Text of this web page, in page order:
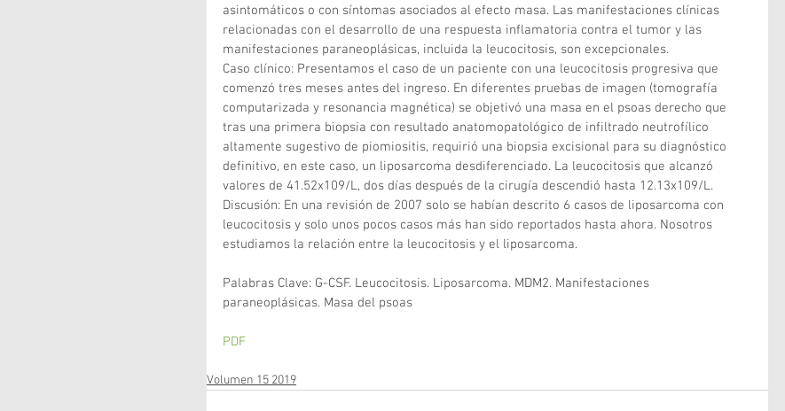
asintomáticos o con síntomas asociados al efecto masa. Las manifestaciones clínicas
relacionadas con el desarrollo de una respuesta inflamatoria contra el tumor y las
manifestaciones paraneoplásicas, incluida la leucocitosis, son excepcionales.
Caso clínico: Presentamos el caso de un paciente con una leucocitosis progresiva que
comenzó tres meses antes del ingreso. En diferentes pruebas de imagen (tomografía
computarizada y resonancia magnética) se objetivó una masa en el psoas derecho que
tras una primera biopsia con resultado anatomopatológico de infiltrado neutrofílico
altamente sugestivo de piomiositis, requirió una biopsia excisional para su diagnóstico
definitivo, en este caso, un liposarcoma desdiferenciado. La leucocitosis que alcanzó
valores de 41.52x109/L, dos días después de la cirugía descendió hasta 12.13x109/L.
Discusión: En una revisión de 2007 solo se habían descrito 6 casos de liposarcoma con
leucocitosis y solo unos pocos casos más han sido reportados hasta ahora. Nosotros
estudiamos la relación entre la leucocitosis y el liposarcoma.
Palabras Clave: G-CSF. Leucocitosis. Liposarcoma. MDM2. Manifestaciones
paraneoplásicas. Masa del psoas
PDF
Volumen 15 2019